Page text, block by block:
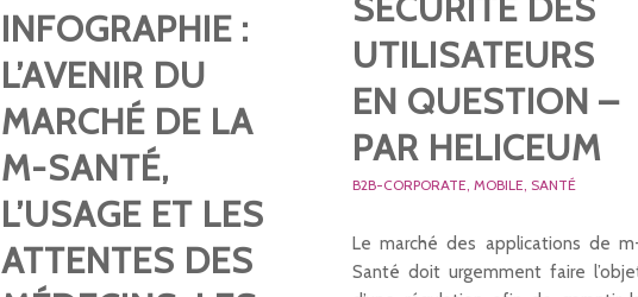
INFOGRAPHIE :
L’AVENIR DU
MARCHÉ DE LA
M-SANTÉ,
L’USAGE ET LES
ATTENTES DES
UTILISATEURS
EN QUESTION –
PAR HELICEUM
B2B-CORPORATE MOBILE SANTÉ
Le marché des applications de
Santé doit urgemment faire